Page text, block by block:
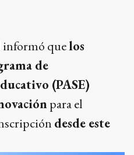
quelos
de
(PASE)
para el
desde este